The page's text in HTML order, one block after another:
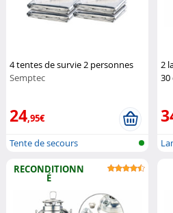
4 tentes de survie 2 personnes
Semptec
24,95€
Tente de secours
2
30
RECONDITIONN
É